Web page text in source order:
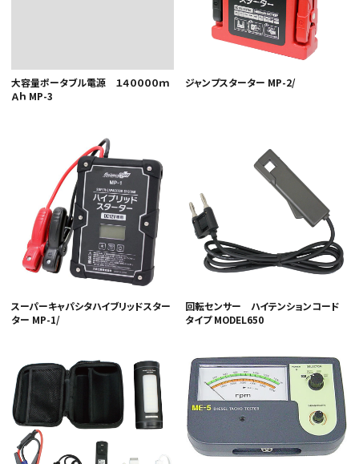
大容量ポータブル電源 １４００００ｍ
Ａｈ MP-3
ジャンプスターター MP-2/
スーパーキャパシタハイブリッドスター
ター MP-1/
回転センサー ハイテンションコード
タイプ MODEL650